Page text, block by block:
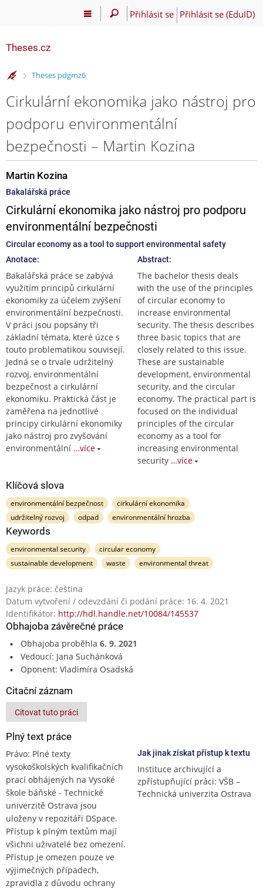
Přihlásit se Přihlásit se (EduID)
Theses.cz
>
Theses pdgmz6
Cirkulární ekonomika jako nástroj pro
podporu environmentální
bezpečnosti – Martin Kozina
Martin Kozina
Bakalářská práce
Cirkulární ekonomika jako nástroj pro podporu
environmentální bezpečnosti
Circular economy as a tool to support environmental safety
Anotace:
Bakalářská práce se zabývá
využitím principů cirkulární
ekonomiky za účelem zvýšení
environmentální bezpečnosti.
V práci jsou popsány tři
základní témata, které úzce s
touto problematikou souvisejí.
Jedná se o trvale udržitelný
rozvoj, environmentální
bezpečnost a cirkulární
ekonomiku. Praktická část je
zaměřena na jednotlivé
principy cirkulární ekonomiky
jako nástroj pro zvyšování
environmentální …více
Abstract:
The bachelor thesis deals
with the use of the principles
of circular economy to
increase environmental
security. The thesis describes
three basic topics that are
closely related to this issue.
These are sustainable
development, environmental
security, and the circular
economy. The practical part is
focused on the individual
principles of the circular
economy as a tool for
increasing environmental
security …více
Klíčová slova
environmentální bezpečnost
cirkulární ekonomika
udržitelný rozvoj
odpad environmentální hrozba
Keywords
environmental security
circular economy
sustainable development
waste environmental threat
Jazyk práce: čeština
Datum vytvoření / odevzdání či podání práce: 16. 4. 2021
Identifikátor: http://hdl.handle.net/10084/145537
Obhajoba závěrečné práce
Obhajoba proběhla 6. 9. 2021
Vedoucí: Jana Suchánková
Oponent: Vladimíra Osadská
Citační záznam
Citovat tuto práci
Plný text práce
Právo: Plné texty
vysokoškolských kvalifikačních
prací obhájených na Vysoké
škole báňské - Technické
univerzitě Ostrava jsou
uloženy v repozitáři DSpace.
Přístup k plným textům mají
všichni uživatelé bez omezení.
Přístup je omezen pouze ve
výjimečných případech,
zpravidla z důvodu ochrany
Jak jinak získat přístup k textu
Instituce archivující a
zpřístupňující práci: VŠB –
Technická univerzita Ostrava